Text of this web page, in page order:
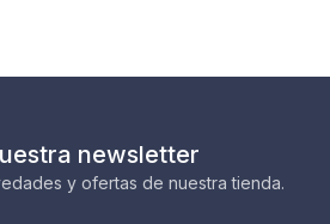
newsletter
y ofertas de nuestra tienda.